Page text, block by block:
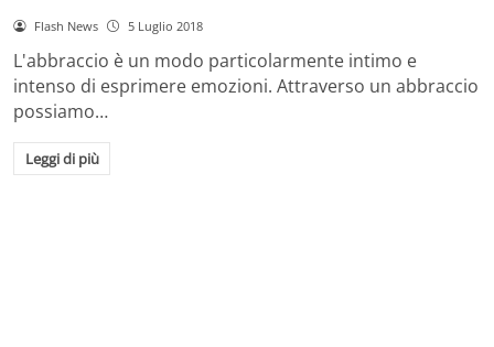
Flash News 5 Luglio 2018
L'abbraccio è un modo particolarmente intimo e
intenso di esprimere emozioni. Attraverso un abbraccio
possiamo…
Leggi di più